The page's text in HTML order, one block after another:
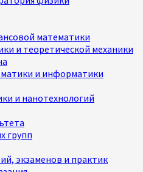
математики
и теоретической механики
и информатики
и нанотехнологий
групп
экзаменов и практик